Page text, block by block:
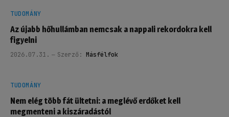
TUDOMÁNY
Az újabb hőhullámban nemcsak a nappali rekordokra kell
figyelni
2026.07.31. Szerző: Másfélfok
TUDOMÁNY
Nem elég több fát ültetni: a meglévő erdőket kell
megmenteni a kiszáradástól